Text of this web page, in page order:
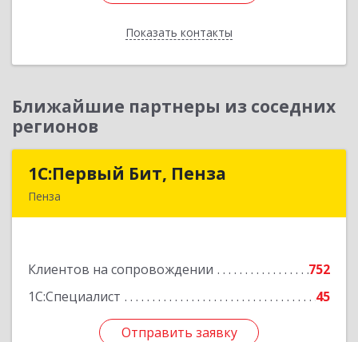
Показать контакты
Назад
Ближайшие партнеры из соседних
регионов
1С:Первый Бит, Пенза
Пенза
Клиентов на сопровождении
752
1С:Специалист
45
Отправить заявку
1С:Первый Бит, Пенза
Подробнее
Отправить заявку